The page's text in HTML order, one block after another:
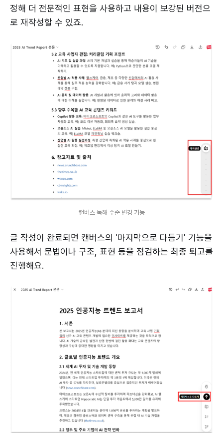
정해 더 전문적인 표현을 사용하고 내용이 보강된 버전으
로 재작성할 수 있죠.
캔버스 독해 수준 변경 기능
글 작성이 완료되면 캔버스의 '마지막으로 다듬기' 기능을
사용해서 문법이나 구조, 표현 등을 점검하는 최종 퇴고를
진행해요.